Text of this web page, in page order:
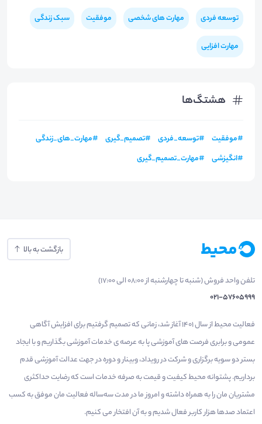
توسعه فردی مهارت های شخصی موفقیت سبک زندگی
مهارت افزایی
هشتگ‌ها
#موفقیت #توسعه_فردی #تصمیم_گیری #مهارت_های_زندگی
#انگیزشی #مهارت_تصمیم_گیری
بازگشت به بالا
تلفن واحد فروش (شنبه تا چهارشنبه از 08:00 الی 17:00)
021-57605999
فعالیت محیط از سال 1401 آغاز شد، زمانی که تصمیم گرفتیم برای افزایش آگاهی
عمومی و برابری فرصت های آموزشی پا به عرصه ی خدمات آموزشی بگذاریم و با ایجاد
بستر دو سویه برگزاری و شرکت در رویداد، وبینار و دوره در جهت عدالت آموزشی قدم
برداریم. پشتوانه محیط کیفیت و قیمت به صرفه خدمات است که رضایت حداکثری
مشتریان مان را به همراه داشته و امروز ما در مدت سه‌ساله فعالیت مان موفق به کسب
اعتماد صدها هزار کاربر فعال شدیم و به آن افتخار می‌ کنیم.